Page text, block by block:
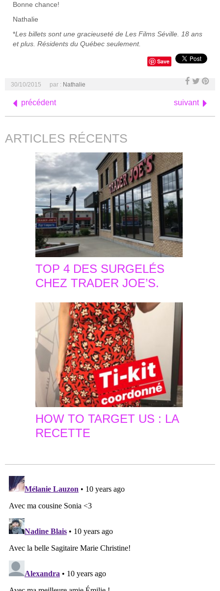
Bonne chance!
Nathalie
*Les billets sont une gracieuseté de Les Films Séville. 18 ans
et plus. Résidents du Québec seulement.
Save
30/10/2015 par : Nathalie
précédent suivant
ARTICLES RÉCENTS
TOP 4 DES SURGELÉS
CHEZ TRADER JOE’S.
HOW TO TARGET US : LA
RECETTE